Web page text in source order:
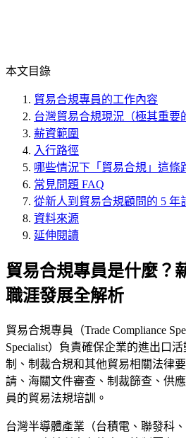
本文目錄
貿易合規專員的工作內容
台灣貿易合規現況（極其重要
薪資範圍
入行路徑
哪些情況下「貿易合規」這條
常見問題 FAQ
從新人到貿易合規顧問的 5 年
資料來源
延伸閱讀
貿易合規專員是什麼？
職涯發展全解析
貿易合規專員（Trade Compliance
Specialist）負責確保企業的進出口
制、制裁合規和其他貿易相關法律
請、海關文件審查、制裁篩查、供
員的貿易法規培訓。
台灣半導體產業（台積電、聯發科